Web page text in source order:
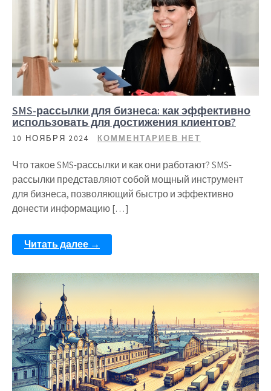
SMS-рассылки для бизнеса: как эффективно
использовать для достижения клиентов?
10 НОЯБРЯ 2024 КОММЕНТАРИЕВ НЕТ
Что такое SMS-рассылки и как они работают? SMS-
рассылки представляют собой мощный инструмент
для бизнеса, позволяющий быстро и эффективно
донести информацию […]
Читать далее →